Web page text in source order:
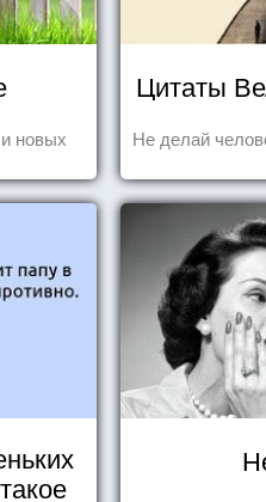
новых
Цитаты
Не делай